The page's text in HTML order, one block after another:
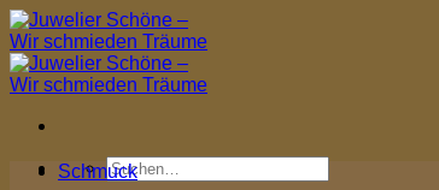
Zum
Inhalt
springen
Suchen
Schmuck